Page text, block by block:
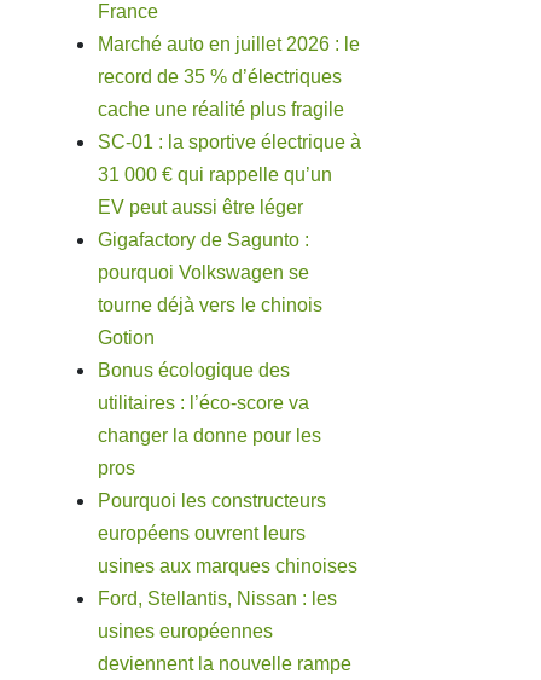
France
Marché auto en juillet 2026 : le
record de 35 % d’électriques
cache une réalité plus fragile
SC-01 : la sportive électrique à
31 000 € qui rappelle qu’un
EV peut aussi être léger
Gigafactory de Sagunto :
pourquoi Volkswagen se
tourne déjà vers le chinois
Gotion
Bonus écologique des
utilitaires : l’éco-score va
changer la donne pour les
pros
Pourquoi les constructeurs
européens ouvrent leurs
usines aux marques chinoises
Ford, Stellantis, Nissan : les
usines européennes
deviennent la nouvelle rampe